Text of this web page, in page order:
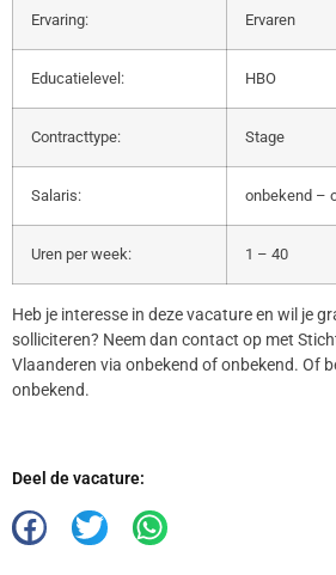
Ervaring: Ervaren
Educatielevel: HBO
Contracttype: Stage
Salaris: onbekend –
Uren per week: 1 – 40
Heb je interesse in deze vacature en wil je
solliciteren? Neem dan contact op met
Vlaanderen via onbekend of onbekend. Of
onbekend.
Deel de vacature: